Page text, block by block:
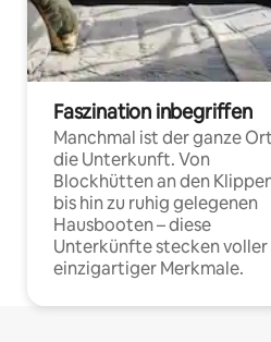
Faszination inbegriffen
Manchmal ist der ganze Ort
die Unterkunft. Von
Blockhütten an den
bis hin zu ruhig gelegenen
Hausbooten – diese
Unterkünfte stecken voller
einzigartiger Merkmale.